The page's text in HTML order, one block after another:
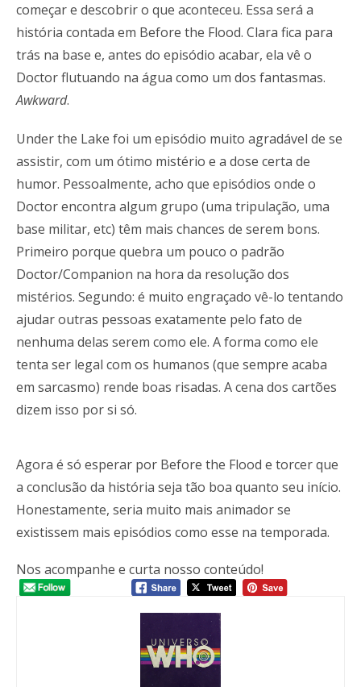
começar e descobrir o que aconteceu. Essa será a
história contada em Before the Flood. Clara fica para
trás na base e, antes do episódio acabar, ela vê o
Doctor flutuando na água como um dos fantasmas.
Awkward.
Under the Lake foi um episódio muito agradável de se
assistir, com um ótimo mistério e a dose certa de
humor. Pessoalmente, acho que episódios onde o
Doctor encontra algum grupo (uma tripulação, uma
base militar, etc) têm mais chances de serem bons.
Primeiro porque quebra um pouco o padrão
Doctor/Companion na hora da resolução dos
mistérios. Segundo: é muito engraçado vê-lo tentando
ajudar outras pessoas exatamente pelo fato de
nenhuma delas serem como ele. A forma como ele
tenta ser legal com os humanos (que sempre acaba
em sarcasmo) rende boas risadas. A cena dos cartões
dizem isso por si só.
Agora é só esperar por Before the Flood e torcer que
a conclusão da história seja tão boa quanto seu início.
Honestamente, seria muito mais animador se
existissem mais episódios como esse na temporada.
Nos acompanhe e curta nosso conteúdo!